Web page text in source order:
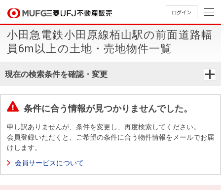
ログイン
買いたいTOP
中古
マン
築・
売りたいTOP
無
料
却
店舗案内TOP
店舗のご
案内（首
案内（名
案内（関
会社情報TOP
ごあいさ
つ
要
Way
採用情報TOP
新卒採用
情報
採用情報
買いたい
売りたい
店舗案内
会社情報
採用情報
小田急電鉄小田原線栢山駅の前面道路幅
員6m以上の土地・売地物件一覧
現在の検索条件を確認・変更
条件に合う情報が見つかりませんでした。
申し訳ありませんが、条件を変更し、再度検索してください。
会員登録いただくと、ご希望の条件に合う物件情報をメールでお届
けします。
会員サービスについて